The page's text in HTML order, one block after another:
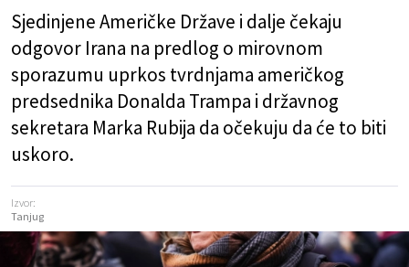
Sjedinjene Američke Države i dalje čekaju
odgovor Irana na predlog o mirovnom
sporazumu uprkos tvrdnjama američkog
predsednika Donalda Trampa i državnog
sekretara Marka Rubija da očekuju da će to biti
uskoro.
Izvor:
Tanjug